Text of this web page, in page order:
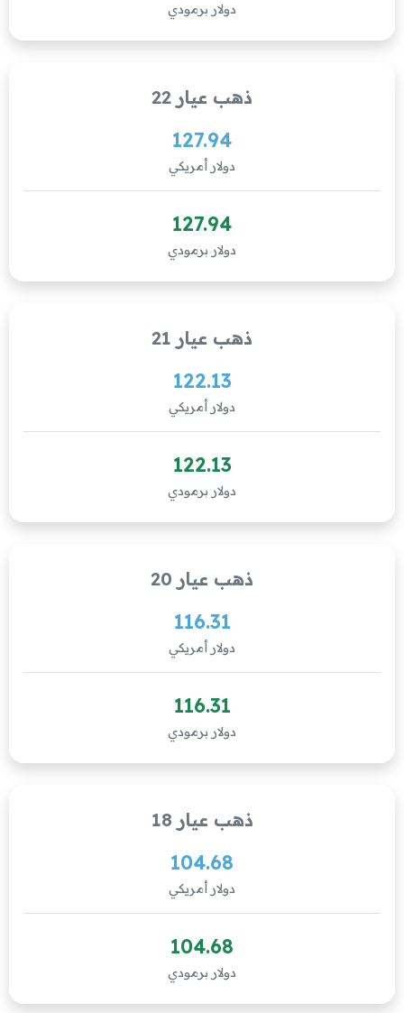
دولار برمودي
ذهب عيار 22
127.94
دولار أمريكي
127.94
دولار برمودي
ذهب عيار 21
122.13
دولار أمريكي
122.13
دولار برمودي
ذهب عيار 20
116.31
دولار أمريكي
116.31
دولار برمودي
ذهب عيار 18
104.68
دولار أمريكي
104.68
دولار برمودي